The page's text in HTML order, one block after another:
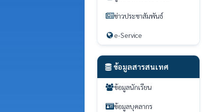
ข่าวประชาสัมพันธ์
e-Service
ข้อมูลสารสนเทศ
ข้อมูลนักเรียน
ข้อมูลบุคลากร